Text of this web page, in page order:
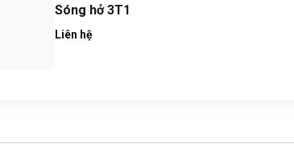
Sóng hở 3T1
Liên hệ